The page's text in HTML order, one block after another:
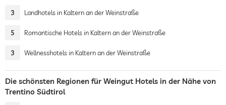
3 Landhotels in Kaltern an der Weinstraße
5 Romantische Hotels in Kaltern an der Weinstraße
3 Wellnesshotels in Kaltern an der Weinstraße
Die schönsten Regionen für Weingut Hotels in der Nähe von
Trentino Südtirol